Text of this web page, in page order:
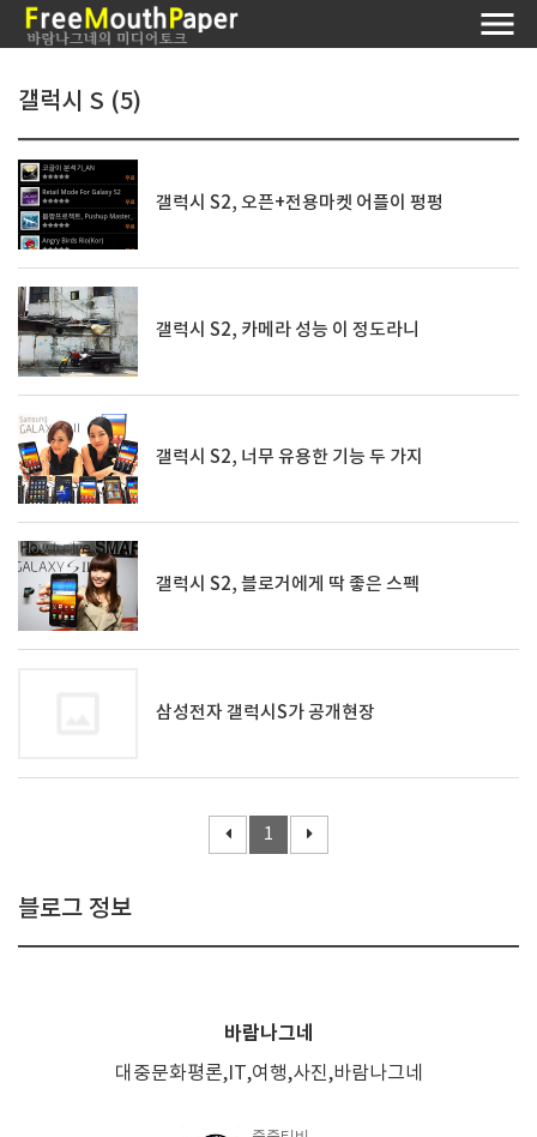
갤럭시 S (5)
갤럭시 S2, 오픈+전용마켓 어플이 펑펑
갤럭시 S2, 카메라 성능 이 정도라니
갤럭시 S2, 너무 유용한 기능 두 가지
갤럭시 S2, 블로거에게 딱 좋은 스펙
삼성전자 갤럭시S가 공개현장
1
블로그 정보
바람나그네
대중문화평론,IT,여행,사진,바람나그네